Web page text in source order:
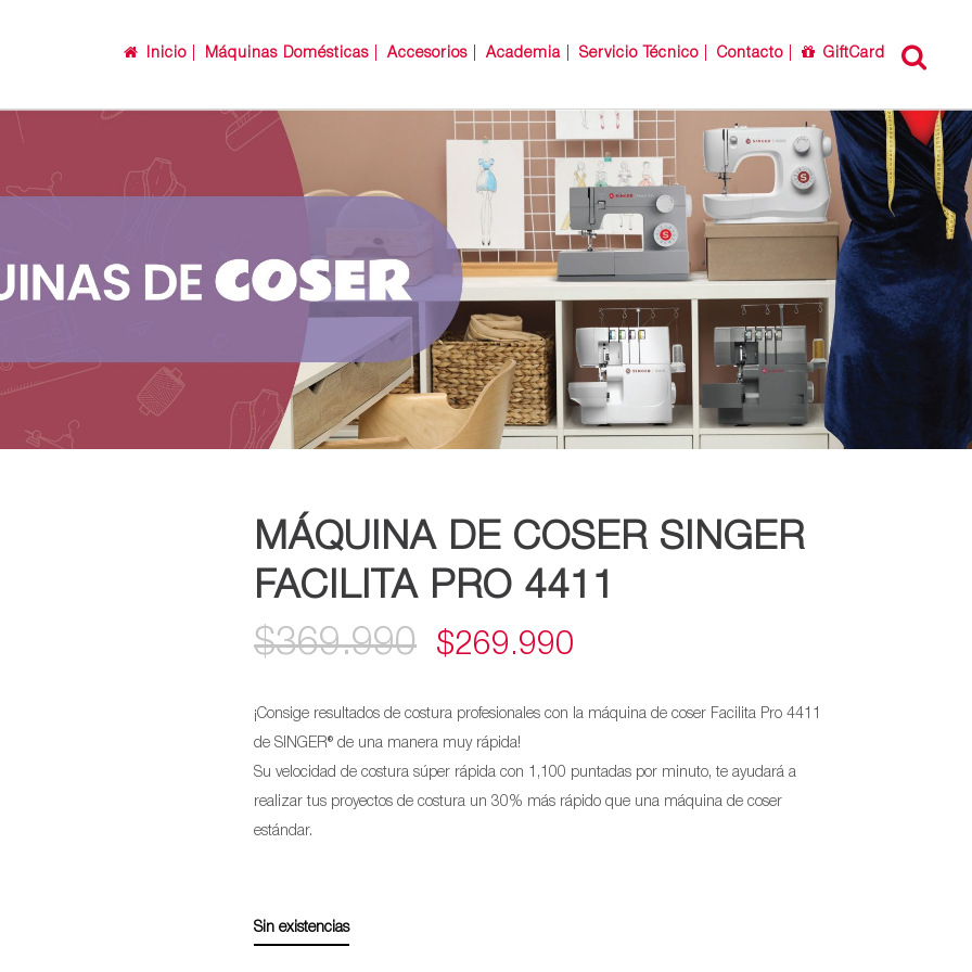
Inicio Máquinas Domésticas Accesorios Academia Servicio Técnico Contacto GiftCard
MÁQUINA DE COSER SINGER
FACILITA PRO 4411
$369.990
EL
ORIGINAL
ERA:
$269.990
ES:
¡Consige resultados de costura profesionales con la máquina de coser Facilita Pro 4411
de SINGER® de una manera muy rápida!
Su velocidad de costura súper rápida con 1,100 puntadas por minuto, te ayudará a
realizar tus proyectos de costura un 30% más rápido que una máquina de coser
estándar.
Sin existencias